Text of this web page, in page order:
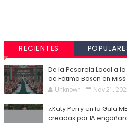
RECIENTES
De la Pasarela Local a
de Fátima Bosch en
Unknown Nov 21,
¿Katy Perry en la Gala
creadas por IA